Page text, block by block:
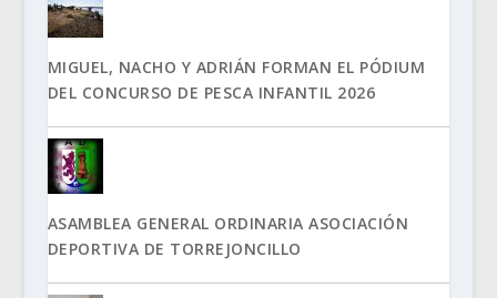
MIGUEL, NACHO Y ADRIÁN FORMAN EL PÓDIUM
DEL CONCURSO DE PESCA INFANTIL 2026
ASAMBLEA GENERAL ORDINARIA ASOCIACIÓN
DEPORTIVA DE TORREJONCILLO